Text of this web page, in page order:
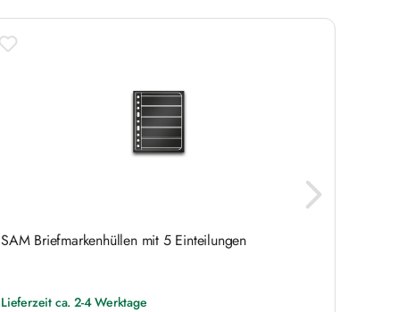
SAM Briefmarkenhüllen mit 5 Einteilungen
Lieferzeit ca. 2-4 Werktage